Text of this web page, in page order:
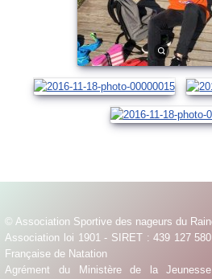
© Association Sportive des nageurs du
Association loi 1901 - SIRET : 439 127
Française de Natation
Agrément du Ministère de la